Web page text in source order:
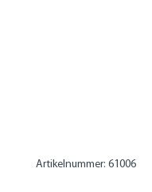
Artikelnummer: 61006